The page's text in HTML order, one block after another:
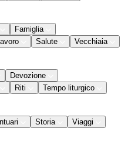
Famiglia
Salute
Vecchiaia
Devozione
Riti
Tempo liturgico
Storia Viaggi